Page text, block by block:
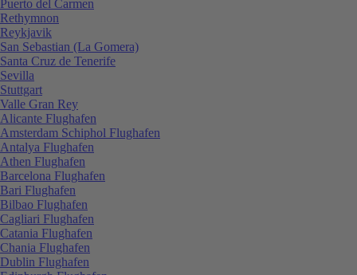
Puerto del Carmen
Rethymnon
Reykjavik
San Sebastian (La Gomera)
Santa Cruz de Tenerife
Sevilla
Stuttgart
Valle Gran Rey
Alicante Flughafen
Amsterdam Schiphol Flughafen
Antalya Flughafen
Athen Flughafen
Barcelona Flughafen
Bari Flughafen
Bilbao Flughafen
Cagliari Flughafen
Catania Flughafen
Chania Flughafen
Dublin Flughafen